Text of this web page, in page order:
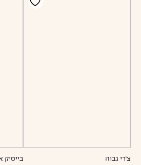
צ׳רי גבוה
בייסיק